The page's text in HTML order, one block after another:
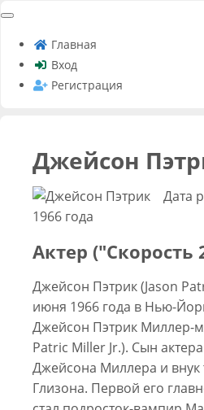
Главная
Вход
Регистрация
Джейсон
Дата
1966 года
Актер ("Скорость
Джейсон Пэтрик (Jason
июня 1966 года в Нью-
Джейсон Пэтрик Миллер-
Patric Miller Jr.). Сын
Джейсона Миллера и внук
Глизона. Первой его